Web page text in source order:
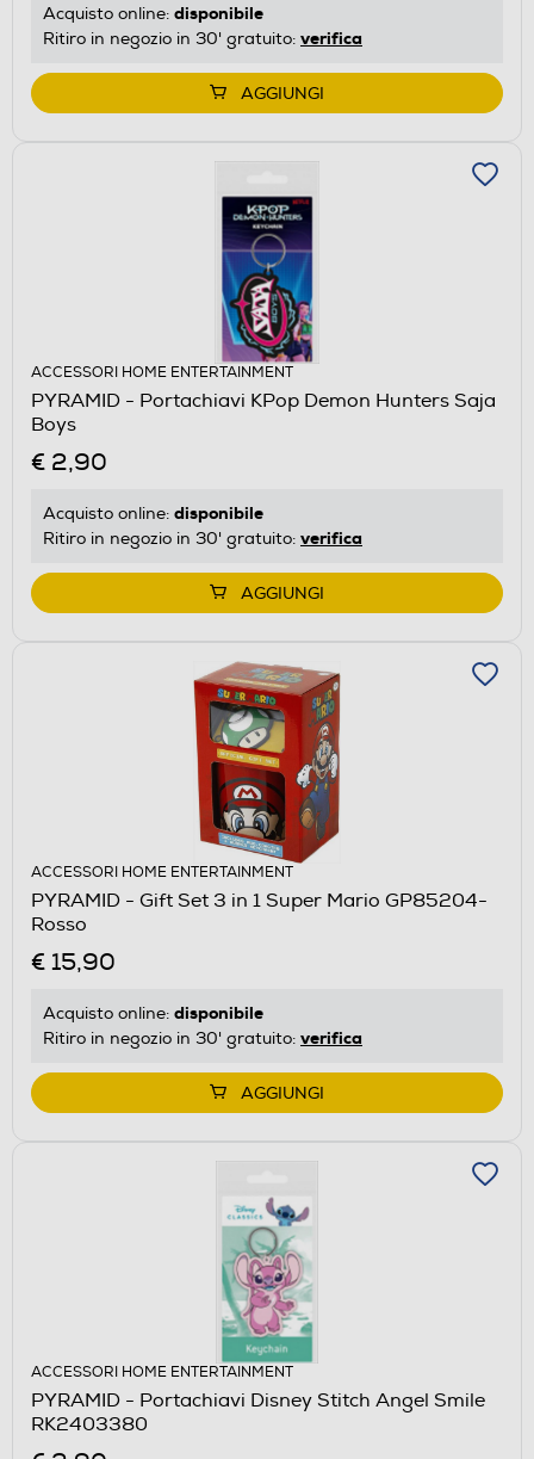
Acquisto online: disponibile
Ritiro in negozio in 30' gratuito: verifica
AGGIUNGI
ACCESSORI HOME ENTERTAINMENT
PYRAMID - Portachiavi KPop Demon Hunters Saja
Boys
€ 2,90
Acquisto online: disponibile
Ritiro in negozio in 30' gratuito: verifica
AGGIUNGI
ACCESSORI HOME ENTERTAINMENT
PYRAMID - Gift Set 3 in 1 Super Mario GP85204-
Rosso
€ 15,90
Acquisto online: disponibile
Ritiro in negozio in 30' gratuito: verifica
AGGIUNGI
ACCESSORI HOME ENTERTAINMENT
PYRAMID - Portachiavi Disney Stitch Angel Smile
RK2403380